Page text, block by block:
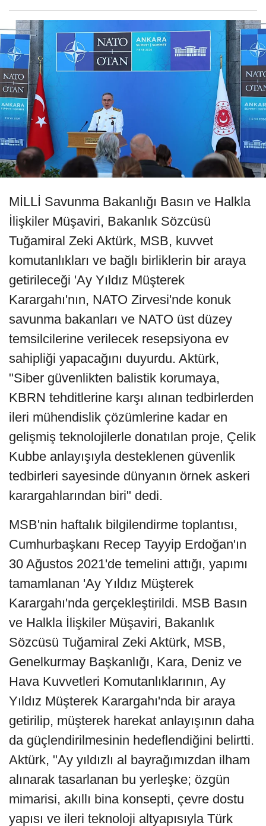
MİLLİ Savunma Bakanlığı Basın ve Halkla
İlişkiler Müşaviri, Bakanlık Sözcüsü
Tuğamiral Zeki Aktürk, MSB, kuvvet
komutanlıkları ve bağlı birliklerin bir araya
getirileceği 'Ay Yıldız Müşterek
Karargahı'nın, NATO Zirvesi'nde konuk
savunma bakanları ve NATO üst düzey
temsilcilerine verilecek resepsiyona ev
sahipliği yapacağını duyurdu. Aktürk,
"Siber güvenlikten balistik korumaya,
KBRN tehditlerine karşı alınan tedbirlerden
ileri mühendislik çözümlerine kadar en
gelişmiş teknolojilerle donatılan proje, Çelik
Kubbe anlayışıyla desteklenen güvenlik
tedbirleri sayesinde dünyanın örnek askeri
karargahlarından biri" dedi.
MSB'nin haftalık bilgilendirme toplantısı,
Cumhurbaşkanı Recep Tayyip Erdoğan'ın
30 Ağustos 2021'de temelini attığı, yapımı
tamamlanan 'Ay Yıldız Müşterek
Karargahı'nda gerçekleştirildi. MSB Basın
ve Halkla İlişkiler Müşaviri, Bakanlık
Sözcüsü Tuğamiral Zeki Aktürk, MSB,
Genelkurmay Başkanlığı, Kara, Deniz ve
Hava Kuvvetleri Komutanlıklarının, Ay
Yıldız Müşterek Karargahı'nda bir araya
getirilip, müşterek harekat anlayışının daha
da güçlendirilmesinin hedeflendiğini belirtti.
Aktürk, "Ay yıldızlı al bayrağımızdan ilham
alınarak tasarlanan bu yerleşke; özgün
mimarisi, akıllı bina konsepti, çevre dostu
yapısı ve ileri teknoloji altyapısıyla Türk